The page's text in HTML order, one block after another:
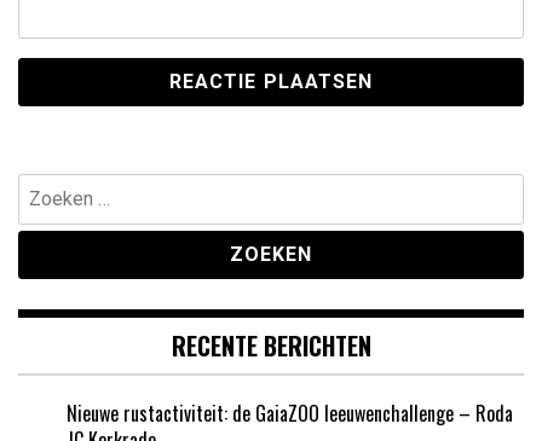
Zoeken
naar:
RECENTE BERICHTEN
Nieuwe rustactiviteit: de GaiaZOO leeuwenchallenge – Roda